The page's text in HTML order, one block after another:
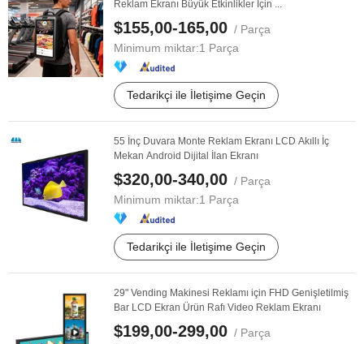
Reklam Ekranı Büyük Etkinlikler İçin ...
$155,00-165,00 / Parça
Minimum miktar:1 Parça
Tedarikçi ile İletişime Geçin
55 İnç Duvara Monte Reklam Ekranı LCD Akıllı İç
Mekan Android Dijital İlan Ekranı
$320,00-340,00 / Parça
Minimum miktar:1 Parça
Tedarikçi ile İletişime Geçin
29" Vending Makinesi Reklamı için FHD Genişletilmiş
Bar LCD Ekran Ürün Rafı Video Reklam Ekranı
$199,00-299,00 / Parça